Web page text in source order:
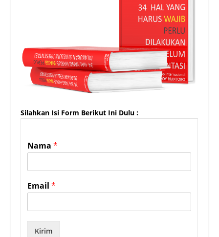
Silahkan Isi Form Berikut Ini Dulu :
Nama*
Email*
Kirim